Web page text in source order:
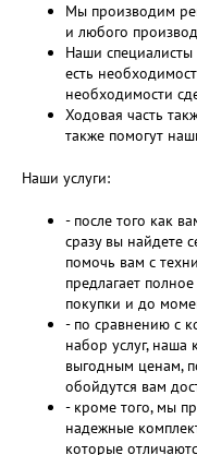
Мы производим
и любого
Наши специалисты
есть
необходимости
Ходовая часть
также помогут
Наши услуги:
- после того как
сразу вы найдете
помочь вам с
предлагает
покупки и до
- по сравнению с
набор услуг, наша
выгодным ценам,
обойдутся вам
- кроме того, мы
надежные
которые